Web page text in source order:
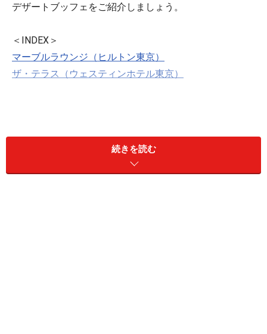
デザートブッフェをご紹介しましょう。
＜INDEX＞
マーブルラウンジ（ヒルトン東京）
ザ・テラス（ウェスティンホテル東京）
ヒルトン東京1階のマーブルラウンジでは2018年12月26
日から2019月5月中旬まで「ストロベリーCATSコレクシ
続きを読む